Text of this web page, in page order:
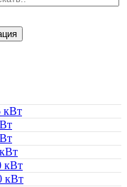
кВт
кВт
кВт